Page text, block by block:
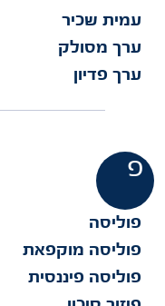
עמית שכיר
ערך מסולק
ערך פדיון
פ
פוליסה
פוליסה מוקפאת
פוליסה פיננסית